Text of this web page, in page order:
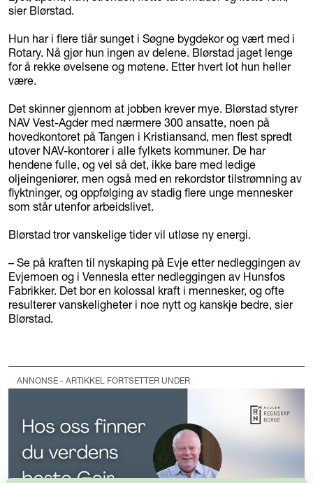
sier Blørstad.
Hun har i flere tiår sunget i Søgne bygdekor og vært med i
Rotary. Nå gjør hun ingen av delene. Blørstad jaget lenge
for å rekke øvelsene og møtene. Etter hvert lot hun heller
være.
Det skinner gjennom at jobben krever mye. Blørstad styrer
NAV Vest-Agder med nærmere 300 ansatte, noen på
hovedkontoret på Tangen i Kristiansand, men flest spredt
utover NAV-kontorer i alle fylkets kommuner. De har
hendene fulle, og vel så det, ikke bare med ledige
oljeingeniører, men også med en rekordstor tilstrømning av
flyktninger, og oppfølging av stadig flere unge mennesker
som står utenfor arbeidslivet.
Blørstad tror vanskelige tider vil utløse ny energi.
– Se på kraften til nyskaping på Evje etter nedleggingen av
Evjemoen og i Vennesla etter nedleggingen av Hunsfos
Fabrikker. Det bor en kolossal kraft i mennesker, og ofte
resulterer vanskeligheter i noe nytt og kanskje bedre, sier
Blørstad.
ANNONSE - ARTIKKEL FORTSETTER UNDER